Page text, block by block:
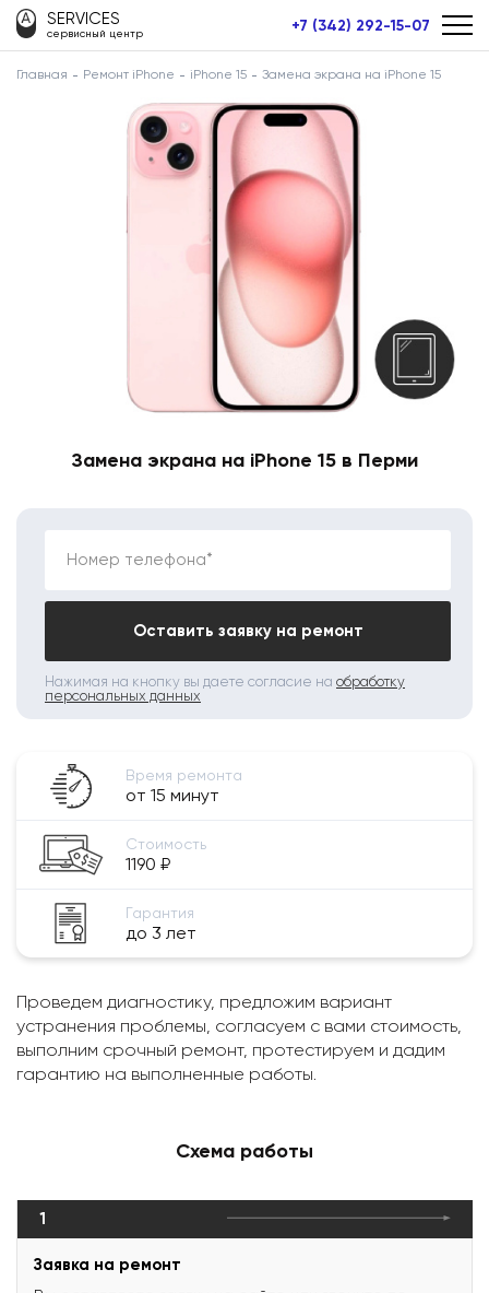
SERVICES
сервисный центр +7 (342) 292-15-07
Главная Ремонт iPhone iPhone 15 Замена экрана на iPhone 15
Замена экрана на iPhone 15 в Перми
Номер телефона*
Оставить заявку на ремонт
Нажимая на кнопку вы даете согласие на обработку
персональных данных
Время ремонта
от 15 минут
Стоимость
1190 ₽
Гарантия
до 3 лет
Проведем диагностику, предложим вариант
устранения проблемы, согласуем с вами стоимость,
выполним срочный ремонт, протестируем и дадим
гарантию на выполненные работы.
Схема работы
1
Заявка на ремонт